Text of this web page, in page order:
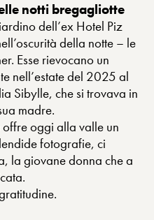
notti bregagliotte
dell’ex Hotel Piz
della notte – le
Esse rievocano un
nell’estate del 2025 al
Sibylle, che si trovava in
madre.
oggi alla valle un
fotografie, ci
la giovane donna che a